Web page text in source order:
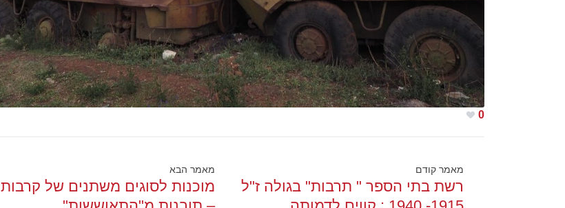
0
מאמר קודם
רשת בתי הספר " תרבות" בגולה ז"ל
מאמר הבא
מוכנות לסוגים משתנים של קרבות